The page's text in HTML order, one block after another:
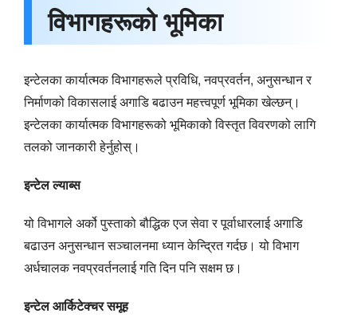
विभागहरूको भूमिका
इन्टेलका कार्यात्मक विभागहरूले प्रविधि, नवप्रवर्तन, अनुसन्धान र
निर्माणको विकासलाई अगाडि बढाउन महत्त्वपूर्ण भूमिका खेल्छन्।
इन्टेलका कार्यात्मक विभागहरूको भूमिकाको विस्तृत विवरणको लागि
तलको जानकारी हेर्नुहोस्।
इन्टेल ल्याब्स
यो विभागले अर्को पुस्ताको बौद्धिक एज सेवा र पूर्वाधारलाई अगाडि
बढाउन अनुसन्धान सञ्चालनमा ध्यान केन्द्रित गर्दछ। यो विभाग
अर्धचालक नवप्रवर्तनलाई गति दिन पनि सक्षम छ।
इन्टेल आर्किटेक्चर समूह